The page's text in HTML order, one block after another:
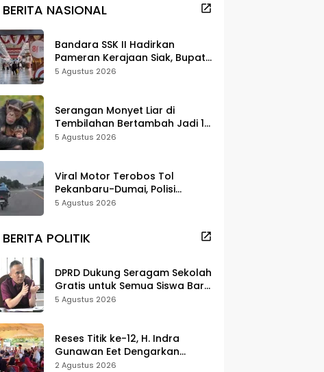
BERITA NASIONAL
Bandara SSK II Hadirkan
Pameran Kerajaan Siak, Bupati
Afni: Jadi Ruang Edukasi
5 Agustus 2026
Serangan Monyet Liar di
Tembilahan Bertambah Jadi 16
Korban, DPKP Bantah Video
5 Agustus 2026
Viral Motor Terobos Tol
Pekanbaru-Dumai, Polisi
Ungkap Pengendara Alami
5 Agustus 2026
BERITA POLITIK
DPRD Dukung Seragam Sekolah
Gratis untuk Semua Siswa Baru,
Minta Rehab Sekolah Jangan
5 Agustus 2026
Reses Titik ke-12, H. Indra
Gunawan Eet Dengarkan
Aspirasi Senggoro
2 Agustus 2026